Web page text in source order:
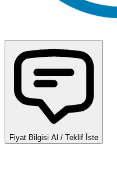
Fiyat Bilgisi Al / Teklif İste